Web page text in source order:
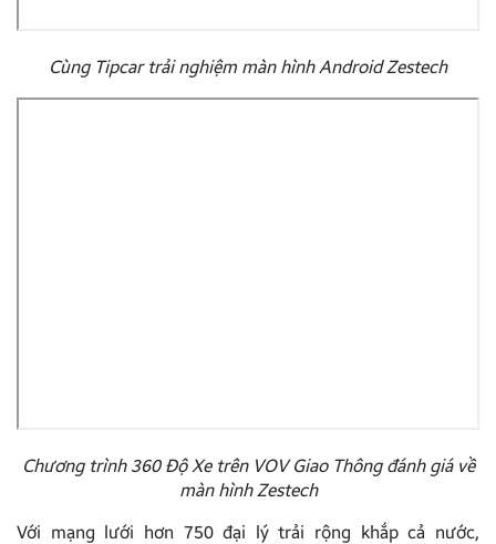
Cùng Tipcar trải nghiệm màn hình Android Zestech
Chương trình 360 Độ Xe trên VOV Giao Thông đánh giá về
màn hình Zestech
Với mạng lưới hơn 750 đại lý trải rộng khắp cả nước,